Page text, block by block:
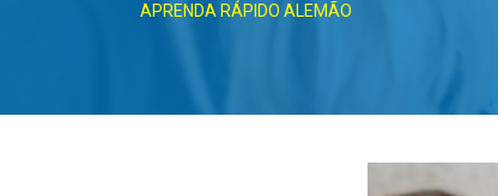
APRENDA RÁPIDO ALEMÃO